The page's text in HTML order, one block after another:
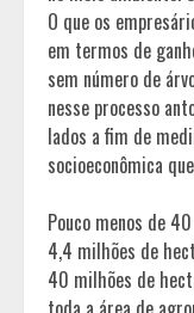
O que os
em termos de
sem número de
nesse processo
lados a fim de
socioeconômica
Pouco menos de
4,4 milhões de
40 milhões de